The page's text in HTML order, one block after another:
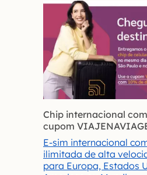
Chip internacional com
cupom
E-sim internacional
ilimitada de alta
para Europa, Estados